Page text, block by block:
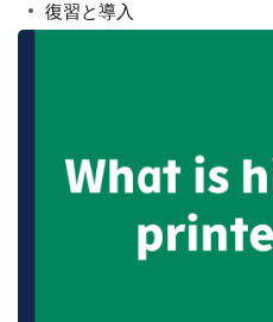
復習と導入